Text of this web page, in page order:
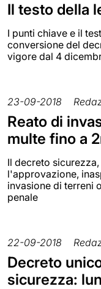
Il testo della
I punti chiave e il
conversione del
vigore dal 4
23-09-2018
Reato di
multe fino a
Il decreto
l'approvazione,
invasione di terreni
penale
22-09-2018
Decreto
sicurezza: